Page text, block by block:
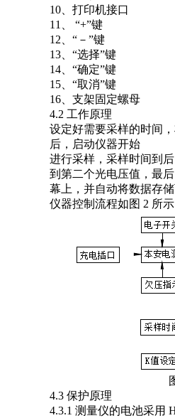
10、打印机接口
11、 “+”键
12、“－”键
13、“选择”键
14、“确定”键
15、“取消”键
16、支架固定螺母
4.2 工作原理
设定好需要采样的时间
后，启动仪器开始
进行采样，采样时间到
到第二个光电压值，最
幕上，并自动将数据存
仪器控制流程如图 2 所示
图
4.3 保护原理
4.3.1 测量仪的电池采用